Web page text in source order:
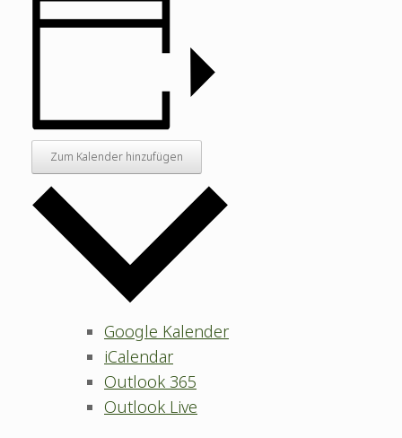
Zum Kalender hinzufügen
Google Kalender
iCalendar
Outlook 365
Outlook Live